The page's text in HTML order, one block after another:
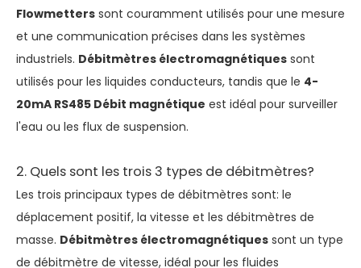
Flowmetters sont couramment utilisés pour une mesure
et une communication précises dans les systèmes
industriels. Débitmètres électromagnétiques sont
utilisés pour les liquides conducteurs, tandis que le 4-
20mA RS485 Débit magnétique est idéal pour surveiller
l'eau ou les flux de suspension.
2. Quels sont les trois 3 types de débitmètres?
Les trois principaux types de débitmètres sont: le
déplacement positif, la vitesse et les débitmètres de
masse. Débitmètres électromagnétiques sont un type
de débitmètre de vitesse, idéal pour les fluides